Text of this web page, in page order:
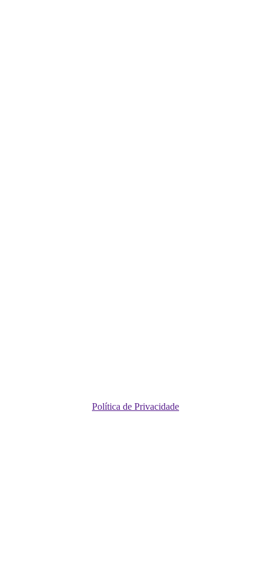
Política de Privacidade